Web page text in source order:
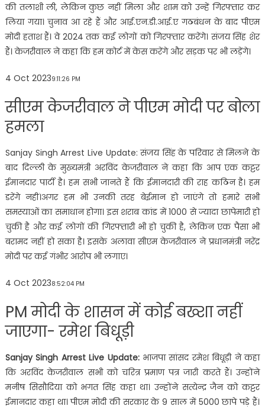
की तलाशी ली, लेकिन कुछ नहीं मिला और शाम को उन्हें गिरफ्तार कर
लिया गया। चुनाव आ रहे हैं और आई.एन.डी.आई.ए गठबंधन के बाद पीएम
मोदी हताश हैं। वे 2024 तक कई लोगों को गिरफ्तार करेंगे। संजय सिंह शेर
हैं। केजरीवाल ने कहा कि हम कोर्ट में केस करेंगे और सड़क पर भी लड़ेंगे।
4 Oct 20239:11:26 PM
सीएम केजरीवाल ने पीएम मोदी पर बोला
हमला
Sanjay Singh Arrest Live Update: संजय सिंह के परिवार से मिलने के
बाद दिल्ली के मुख्यमंत्री अरविंद केजरीवाल ने कहा कि आप एक कट्टर
ईमानदार पार्टी है। हम सभी जानते हैं कि ईमानदारी की राह कठिन है। हम
डरेंगे नहीं।अगर हम भी उनकी तरह बेईमान हो जाएंगे तो हमारे सभी
समस्याओं का समाधान होगा। इस शराब कांड में 1000 से ज्यादा छापेमारी हो
चुकी है और कई लोगों की गिरफ्तारी भी हो चुकी है, लेकिन एक पैसा भी
बरामद नहीं हो सका है। इसके अलावा सीएम केजरीवाल ने प्रधानमंत्री नरेंद्र
मोदी पर कई गंभीर आरोप भी लगाए।
4 Oct 20238:52:04 PM
PM मोदी के शासन में कोई बख्शा नहीं
जाएगा- रमेश बिधूड़ी
Sanjay Singh Arrest Live Update:भाजपा सांसद रमेश बिधूड़ी ने कहा
कि अरविंद केजरीवाल सभी को चरित्र प्रमाण पत्र जारी करते हैं। उन्होंने
मनीष सिसौदिया को भगत सिंह कहा था। उन्होंने सत्येन्द्र जैन को कट्टर
ईमानदार कहा था। पीएम मोदी की सरकार के 9 साल में 5000 छापे पड़े हैं।